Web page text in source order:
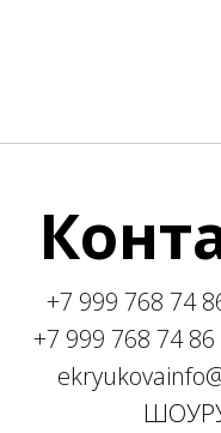
+7 999 768 74
+7 999 768 74 86